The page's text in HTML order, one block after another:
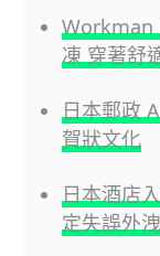
Workman
凍 穿著舒
日本郵政
賀狀文化
日本酒店
定失誤外